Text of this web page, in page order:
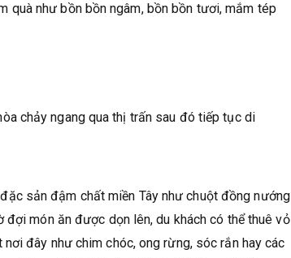
quà như bồn bồn ngâm, bồn bồn tươi, mắm tép
chảy ngang qua thị trấn sau đó tiếp tục di
sản đậm chất miền Tây như chuột đồng nướng
món ăn được dọn lên, du khách có thể thuê vỏ
đây như chim chóc, ong rừng, sóc rắn hay các